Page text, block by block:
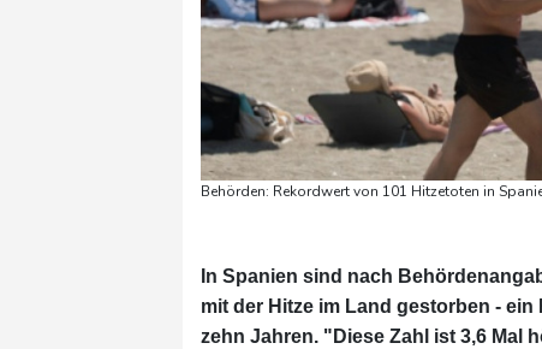
Behörden: Rekordwert von 101 Hitzetoten in
In Spanien sind nach
mit der Hitze im Land gestorben -
zehn Jahren. "Diese Zahl ist 3,6 Mal